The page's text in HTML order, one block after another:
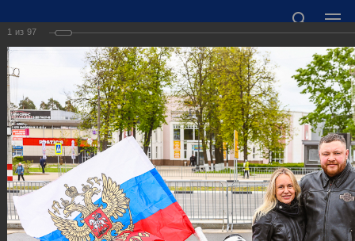
ОФИЦИАЛЬНЫЙ САЙТ АДМИНИСТРАЦИИ
ГОРОДСКОГО ОКРУГА ГОРОД ДЗЕРЖИНСК
НИЖЕГОРОДСКОЙ ОБЛАСТИ
Точный прогноз погоды в Дзержинске
https://world-weather.ru/informers/
🛜Карта WiFi🛜
1 из 97